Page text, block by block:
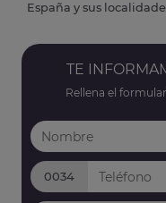
España y sus
TE
Rellena el
0034